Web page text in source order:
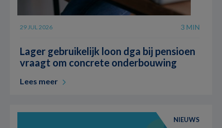
29 JUL 2026 3 MIN
Lager gebruikelijk loon dga bij pensioen
vraagt om concrete onderbouwing
Lees meer
NIEUWS